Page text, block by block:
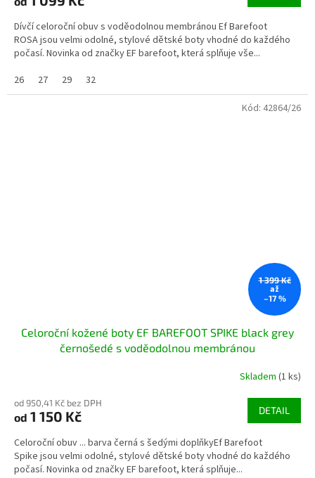
Dívčí celoroční obuv s voděodolnou membránou Ef Barefoot
ROSA jsou velmi odolné, stylové dětské boty vhodné do každého
počasí. Novinka od značky EF barefoot, která splňuje vše...
26
27 29 32
1 399 Kč
až
–17 %
Celoroční kožené boty EF BAREFOOT SPIKE black grey
černošedé s voděodolnou membránou
Skladem (1 ks)
od 950,41 Kč bez DPH
od 1 150 Kč DETAIL
Celoroční obuv ... barva černá s šedými doplňkyEf Barefoot
Spike jsou velmi odolné, stylové dětské boty vhodné do každého
počasí. Novinka od značky EF barefoot, která splňuje...
Kód: 42864/26